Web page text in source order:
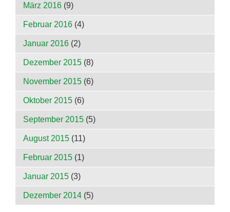
März 2016 (9)
Februar 2016 (4)
Januar 2016 (2)
Dezember 2015 (8)
November 2015 (6)
Oktober 2015 (6)
September 2015 (5)
August 2015 (11)
Februar 2015 (1)
Januar 2015 (3)
Dezember 2014 (5)